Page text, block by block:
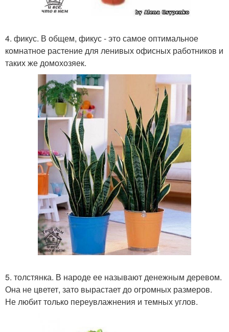
4. фикус. В общем, фикус - это самое оптимальное
комнатное растение для ленивых офисных работников и
таких же домохозяек.
5. толстянка. В народе ее называют денежным деревом.
Она не цветет, зато вырастает до огромных размеров.
Не любит только переувлажнения и темных углов.